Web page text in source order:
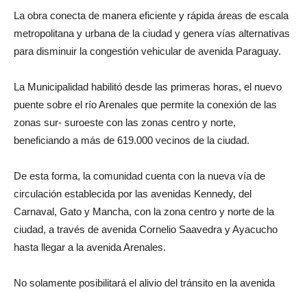
La obra conecta de manera eficiente y rápida áreas de escala
metropolitana y urbana de la ciudad y genera vías alternativas
para disminuir la congestión vehicular de avenida Paraguay.
La Municipalidad habilitó desde las primeras horas, el nuevo
puente sobre el río Arenales que permite la conexión de las
zonas sur- suroeste con las zonas centro y norte,
beneficiando a más de 619.000 vecinos de la ciudad.
De esta forma, la comunidad cuenta con la nueva vía de
circulación establecida por las avenidas Kennedy, del
Carnaval, Gato y Mancha, con la zona centro y norte de la
ciudad, a través de avenida Cornelio Saavedra y Ayacucho
hasta llegar a la avenida Arenales.
No solamente posibilitará el alivio del tránsito en la avenida